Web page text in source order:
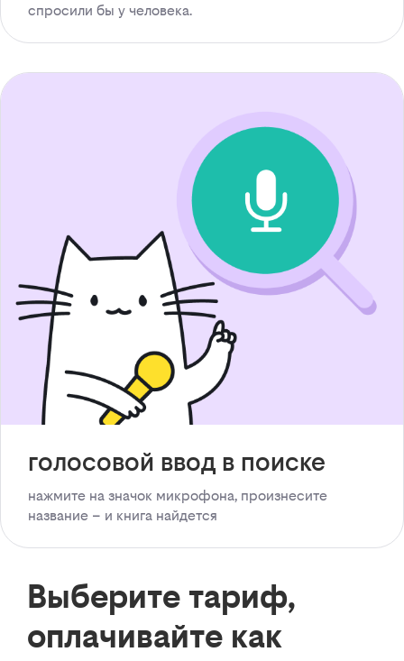
спросили бы у человека.
голосовой ввод в поиске
нажмите на значок микрофона, произнесите
название – и книга найдется
Выберите тариф,
оплачивайте как